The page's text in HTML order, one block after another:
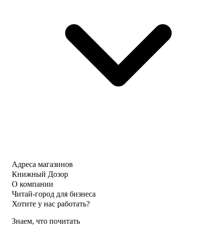
Адреса магазинов
Книжный Дозор
О компании
Читай-город для бизнеса
Хотите у нас работать?
Знаем, что почитать